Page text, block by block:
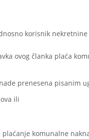
korisnik nekretnine
ovog članka plaća
prenesena pisanim
ili
komunalne